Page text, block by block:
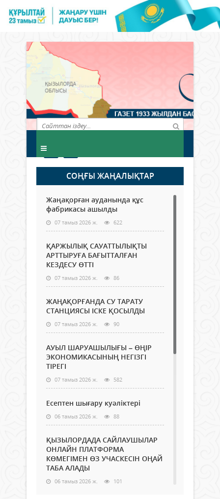
СОҢҒЫ ЖАҢАЛЫҚТАР
Жаңақорған ауданында құс
фабрикасы ашылды
07 тамыз 2026 ж. 622
ҚАРЖЫЛЫҚ САУАТТЫЛЫҚТЫ
АРТТЫРУҒА БАҒЫТТАЛҒАН
КЕЗДЕСУ ӨТТІ
07 тамыз 2026 ж. 86
ЖАҢАҚОРҒАНДА СУ ТАРАТУ
СТАНЦИЯСЫ ІСКЕ ҚОСЫЛДЫ
07 тамыз 2026 ж. 90
АУЫЛ ШАРУАШЫЛЫҒЫ – ӨҢІР
ЭКОНОМИКАСЫНЫҢ НЕГІЗГІ
ТІРЕГІ
07 тамыз 2026 ж. 582
Есептен шығару куәліктері
06 тамыз 2026 ж. 88
ҚЫЗЫЛОРДАДА САЙЛАУШЫЛАР
ОНЛАЙН ПЛАТФОРМА
КӨМЕГІМЕН ӨЗ УЧАСКЕСІН ОҢАЙ
ТАБА АЛАДЫ
06 тамыз 2026 ж. 101